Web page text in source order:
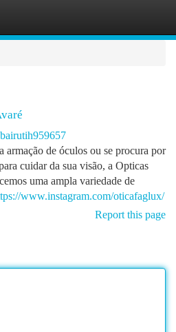
armação de óculos ou se procura por
cuidar da sua visão, a Opticas
uma ampla variedade de
www.instagram.com/oticafaglux/
Report this page